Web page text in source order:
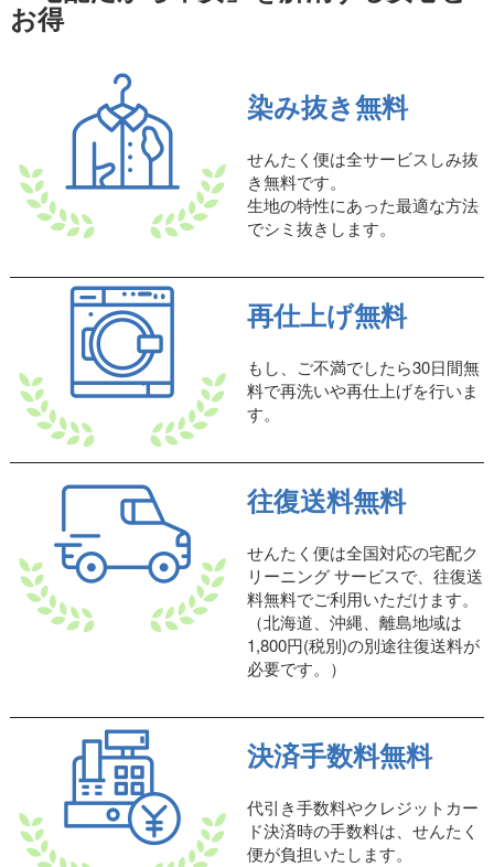
お得
染み抜き無料
せんたく便は全サービスしみ抜
き無料です。
生地の特性にあった最適な方法
でシミ抜きします。
再仕上げ無料
もし、ご不満でしたら30日間無
料で再洗いや再仕上げを行いま
す。
往復送料無料
せんたく便は全国対応の宅配ク
リーニング サービスで、往復送
料無料でご利用いただけます。
（北海道、沖縄、離島地域は
1,800円(税別)の別途往復送料が
必要です。）
決済手数料無料
代引き手数料やクレジットカー
ド決済時の手数料は、せんたく
便が負担いたします。